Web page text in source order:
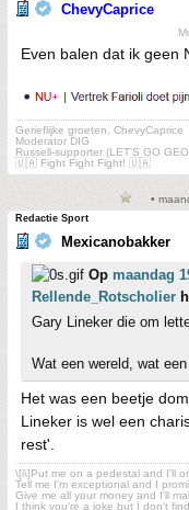
ChevyCaprice
Even balen dat ik geen
Gerieflijke groeten, ChevyCaprice
Moderator DIG
Russell-supporter (LET'S GO
🇺🇦 Fight Fight Fight! 🇺🇦
•
Redactie Sport
Mexicanobakker
Op maandag
Rellende_Rotscholier
Gary Lineker die om
Wat een wereld, wat
Het was een beetje
Lineker is wel een
rest'.
\[i\]Put me on a pedestal and I'll
Tell me I'm exceptional and I
Give me all your money and I'll
I think you're a joke but I don't